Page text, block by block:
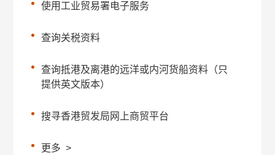
使用工业贸易署电子服务
查询关税资料
查询抵港及离港的远洋或内河货船资料（只
提供英文版本）
搜寻香港贸发局网上商贸平台
更多 >